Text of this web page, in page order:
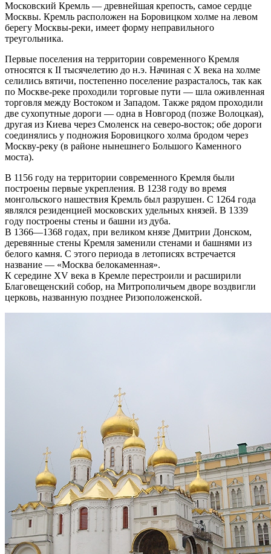
Московский Кремль — древнейшая крепость, самое сердце
Москвы. Кремль расположен на Боровицком холме на левом
берегу Москвы-реки, имеет форму неправильного
треугольника.
Первые поселения на территории современного Кремля
относятся к II тысячелетию до н.э. Начиная с X века на холме
селились вятичи, постепенно поселение разрасталось, так как
по Москве-реке проходили торговые пути — шла оживленная
торговля между Востоком и Западом. Также рядом проходили
две сухопутные дороги — одна в Новгород (позже Волоцкая),
другая из Киева через Смоленск на северо-восток; обе дороги
соединялись у подножия Боровицкого холма бродом через
Москву-реку (в районе нынешнего Большого Каменного
моста).
В 1156 году на территории современного Кремля были
построены первые укрепления. В 1238 году во время
монгольского нашествия Кремль был разрушен. С 1264 года
являлся резиденцией московских удельных князей. В 1339
году построены стены и башни из дуба.
В 1366—1368 годах, при великом князе Дмитрии Донском,
деревянные стены Кремля заменили стенами и башнями из
белого камня. С этого периода в летописях встречается
название — «Москва белокаменная».
К середине XV века в Кремле перестроили и расширили
Благовещенский собор, на Митрополичьем дворе воздвигли
церковь, названную позднее Ризоположенской.